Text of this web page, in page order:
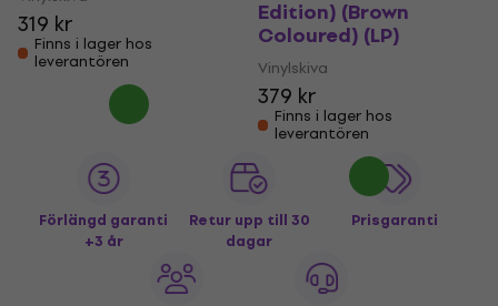
319 kr
Finns i lager hos
leverantören
Edition) (Brown
Coloured) (LP)
Vinylskiva
379 kr
Finns i lager hos
leverantören
Förlängd garanti
+3 år
Retur upp till 30
dagar
Prisgaranti